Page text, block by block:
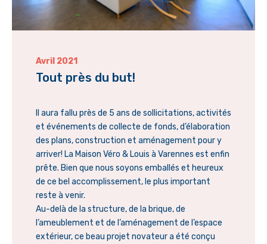
Avril 2021
Tout près du but!
Il aura fallu près de 5 ans de sollicitations, activités
et événements de collecte de fonds, d’élaboration
des plans, construction et aménagement pour y
arriver! La Maison Véro & Louis à Varennes est enfin
prête. Bien que nous soyons emballés et heureux
de ce bel accomplissement, le plus important
reste à venir.
Au-delà de la structure, de la brique, de
l’ameublement et de l’aménagement de l’espace
extérieur, ce beau projet novateur a été conçu